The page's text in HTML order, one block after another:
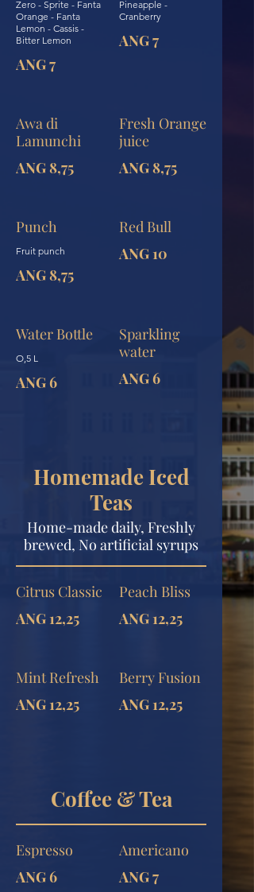
Zero - Sprite - Fanta
Orange - Fanta
Lemon - Cassis -
Bitter Lemon
ANG 7
Pineapple -
Cranberry
ANG 7
Awa di
Lamunchi
ANG 8,75
Fresh Orange
juice
ANG 8,75
Punch
Fruit punch
ANG 8,75
Red Bull
ANG 10
Water Bottle
O,5 L
ANG 6
Sparkling
water
ANG 6
Homemade Iced
Teas
Home-made daily, Freshly
brewed, No artificial syrups
Citrus Classic
ANG 12,25
Peach Bliss
ANG 12,25
Mint Refresh
ANG 12,25
Berry Fusion
ANG 12,25
Coffee & Tea
Espresso
ANG 6
Americano
ANG 7